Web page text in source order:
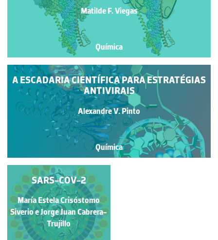
Matilde F. Viegas
Química
A ESCADARIA CIENTÍFICA PARA ESTRATÉGIAS
ANTIVIRAIS
Alexandre V. Pinto
Química
ESTRUTURA
TRIDIMENSIONAL DA
GLICOPROTEÍNA S DO
VÍRUS SARS-COV-2
LIGADA À ENZIMA
HACE2
Pedro Alexandrino
Fernandes
SARS-COV-2
María Estela Crisóstomo
Siverio e Jorge Juan Cabrera-
Trujillo